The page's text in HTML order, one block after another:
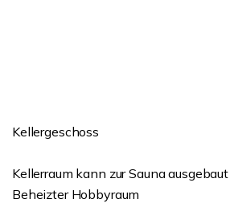
Kellergeschoss
Kellerraum kann zur Sauna
Beheizter Hobbyraum